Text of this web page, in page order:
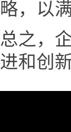
略，以
总之，
进和创